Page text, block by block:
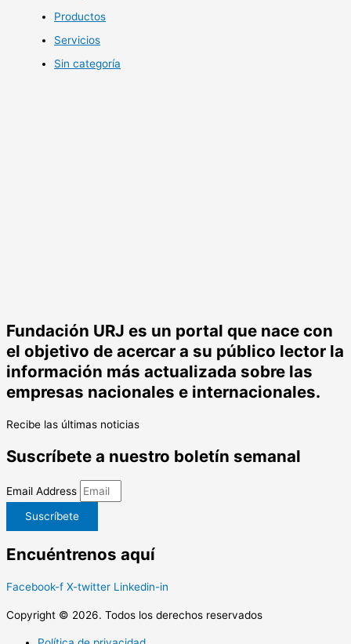
Productos
Servicios
Sin categoría
Fundación URJ es un portal que nace con
el objetivo de acercar a su público lector la
información más actualizada sobre las
empresas nacionales e internacionales.
Recibe las últimas noticias
Suscríbete a nuestro boletín semanal
Email Address
Suscríbete
Encuéntrenos aquí
Facebook-f X-twitter Linkedin-in
Copyright © 2026. Todos los derechos reservados